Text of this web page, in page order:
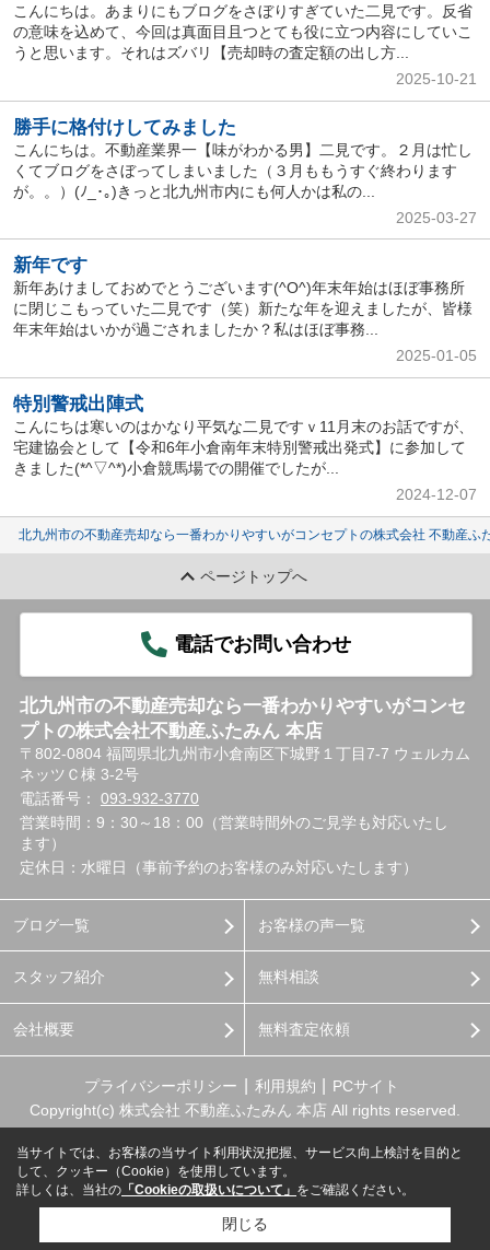
こんにちは。あまりにもブログをさぼりすぎていた二見です。反省
の意味を込めて、今回は真面目且つとても役に立つ内容にしていこ
うと思います。それはズバリ【売却時の査定額の出し方...
2025-10-21
勝手に格付けしてみました
こんにちは。不動産業界一【味がわかる男】二見です。２月は忙し
くてブログをさぼってしまいました（３月ももうすぐ終わります
が。。）(ﾉ_･｡)きっと北九州市内にも何人かは私の...
2025-03-27
新年です
新年あけましておめでとうございます(^O^)年末年始はほぼ事務所
に閉じこもっていた二見です（笑）新たな年を迎えましたが、皆様
年末年始はいかが過ごされましたか？私はほぼ事務...
2025-01-05
特別警戒出陣式
こんにちは寒いのはかなり平気な二見ですｖ11月末のお話ですが、
宅建協会として【令和6年小倉南年末特別警戒出発式】に参加して
きました(*^▽^*)小倉競馬場での開催でしたが...
2024-12-07
北九州市の不動産売却なら一番わかりやすいがコンセプトの株式会社 不動産ふ
ページトップへ
電話でお問い合わせ
北九州市の不動産売却なら一番わかりやすいがコンセ
プトの株式会社不動産ふたみん 本店
〒802-0804 福岡県北九州市小倉南区下城野１丁目7-7 ウェルカム
ネッツＣ棟 3-2号
電話番号： 093-932-3770
営業時間：9：30～18：00（営業時間外のご見学も対応いたし
ます）
定休日：水曜日（事前予約のお客様のみ対応いたします）
ブログ一覧
スタッフ紹介
会社概要
お客様の声一覧
無料相談
無料査定依頼
プライバシーポリシー 利用規約
PCサイト
Copyright(c) 株式会社 不動産ふたみん 本店 All rights reserved.
当サイトでは、お客様の当サイト利用状況把握、サービス向上検討を目的と
して、クッキー（Cookie）を使用しています。
詳しくは、当社の 「Cookieの取扱いについて」 をご確認ください。
閉じる